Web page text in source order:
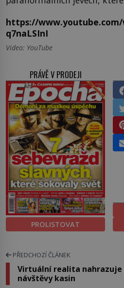
https://www.youtube.com/
q7naLSInI
Video: YouTube
PRÁVĚ V PRODEJI
PROLISTOVAT
PŘEDCHOZÍ ČLÁNEK
Virtuální realita nahrazuje
návštěvy kasin